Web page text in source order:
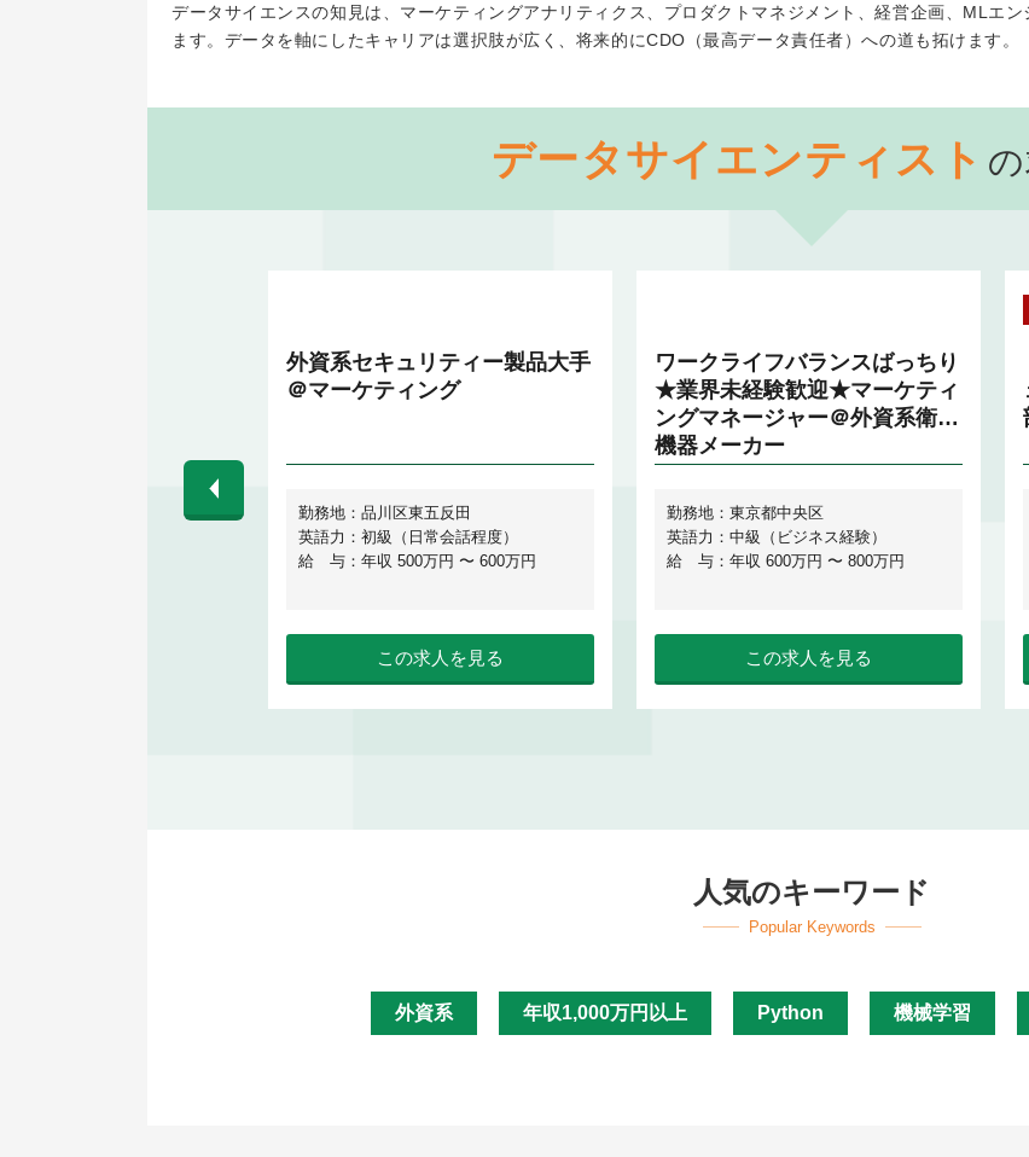
データサイエンスの知見は、マーケティングアナリティクス、プロダクトマネジメント、経営企画、MLエ
ます。データを軸にしたキャリアは選択肢が広く、将来的にCDO（最高データ責任者）への道も拓けます。
データサイエンティスト
外資系セキュリティー製品大手
＠マーケティング
勤務地：品川区東五反田
英語力：初級（日常会話程度）
給 与：年収 500万円 〜 600万円
この求人を見る
ワークライフバランスばっちり
★業界未経験歓迎★マーケティ
ングマネージャー＠外資系衛生
機器メーカー
勤務地：東京都中央区
英語力：中級（ビジネス経験）
給 与：年収 600万円 〜 800万円
この求人を見る
人気のキーワード
Popular Keywords
外資系 年収1,000万円以上 Python 機械学習